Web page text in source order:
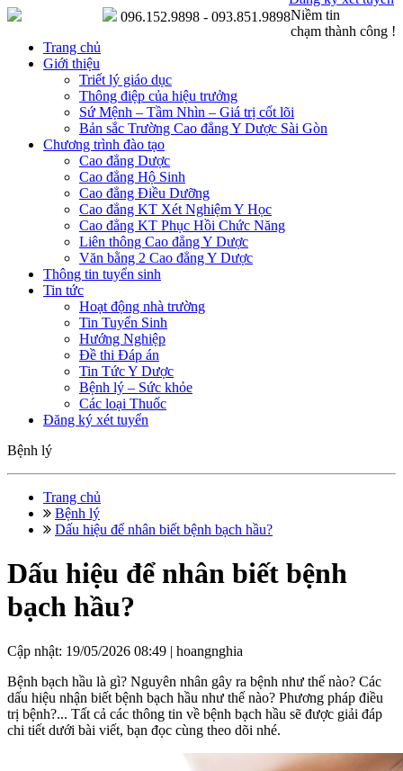
Niềm tin
chạm thành công !
096.152.9898 - 093.851.9898
Trang chủ
Giới thiệu
Triết lý giáo dục
Thông điệp của hiệu trưởng
Sứ Mệnh – Tầm Nhìn – Giá trị cốt lõi
Bản sắc Trường Cao đẳng Y Dược Sài Gòn
Chương trình đào tạo
Cao đẳng Dược
Cao đẳng Hộ Sinh
Cao đẳng Điều Dưỡng
Cao đẳng KT Xét Nghiệm Y Học
Cao đẳng KT Phục Hồi Chức Năng
Liên thông Cao đẳng Y Dược
Văn bằng 2 Cao đẳng Y Dược
Thông tin tuyển sinh
Tin tức
Hoạt động nhà trường
Tin Tuyển Sinh
Hướng Nghiệp
Đề thi Đáp án
Tin Tức Y Dược
Bệnh lý – Sức khỏe
Các loại Thuốc
Đăng ký xét tuyển
Bệnh lý
Trang chủ
Bệnh lý
Dấu hiệu để nhân biết bệnh bạch hầu?
Dấu hiệu để nhân biết bệnh
bạch hầu?
Cập nhật: 19/05/2026 08:49 | hoangnghia
Bệnh bạch hầu là gì? Nguyên nhân gây ra bệnh như thế nào? Các
dấu hiệu nhận biết bệnh bạch hầu như thế nào? Phương pháp điều
trị bệnh?... Tất cả các thông tin về bệnh bạch hầu sẽ được giải đáp
chi tiết dưới bài viết, bạn đọc cùng theo dõi nhé.